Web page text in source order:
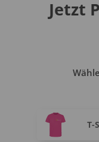
Jetzt
T-